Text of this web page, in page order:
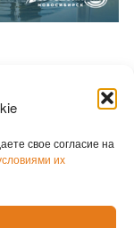
свое согласие на
их